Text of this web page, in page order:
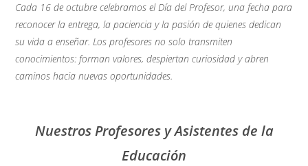
Cada 16 de octubre celebramos elDía del Profesor, una fecha para
reconocer la entrega, la paciencia y la pasión de quienes dedican
su vida a enseñar. Los profesores no solo transmiten
conocimientos: forman valores, despiertan curiosidad y abren
caminos hacia nuevas oportunidades.
Nuestros Profesores y Asistentes de la
Educación